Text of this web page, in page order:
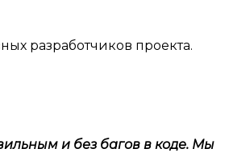
разработчиков проекта.
и без багов в коде. Мы